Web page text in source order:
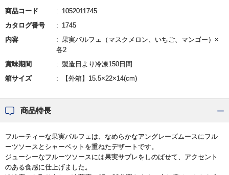
商品コード
1052011745
カタログ番号
1745
内容
果実パルフェ（マスクメロン、いちご、マンゴー）×
各2
賞味期間
製造日より冷凍150日間
箱サイズ
【外箱】15.5×22×14(cm)
商品特長
フルーティーな果実パルフェは、なめらかなアングレーズムースにフル
ーツソースとシャーベットを重ねたデザートです。
ジューシーなフルーツソースには果実サブレをしのばせて、アクセント
のある食感に仕上げました。